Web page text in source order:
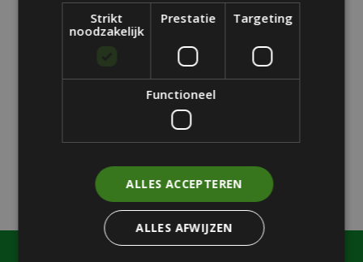
Van crèche tot sportclub: kindvriendelijk wonen bij
Wonen in stijl: ontdek onze nieuwbouwappartementen
De werken lopen ten einde
Recent Comments
Geen reacties om weer te geven.
Strikt
noodzakelijk
Prestatie Targeting
Functioneel
ALLES ACCEPTEREN
ALLES AFWIJZEN